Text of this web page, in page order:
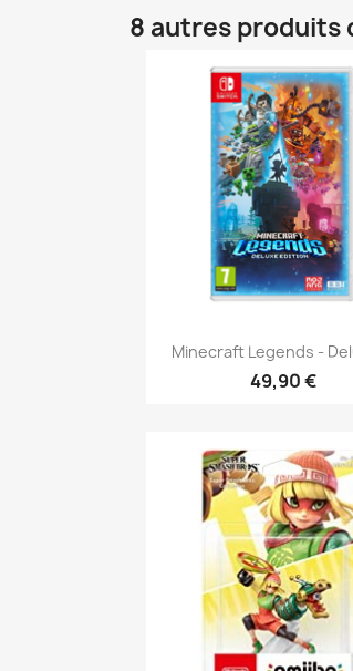
8 autres produits
Aperçu
Minecraft Legends -
49,90 €